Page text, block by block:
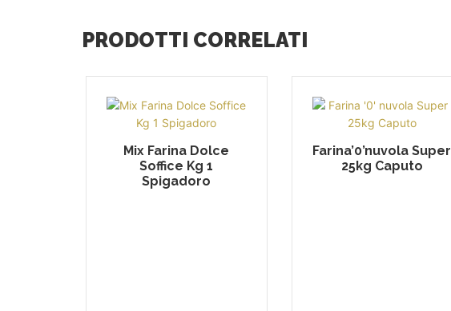
PRODOTTI CORRELATI
Mix Farina Dolce
Soffice Kg 1
Spigadoro
Farina’0’nuvola Super
25kg Caputo